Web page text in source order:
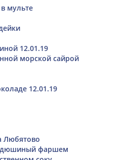
мульте
12.01.19
морской сайрой
12.01.19
Любятово
фаршем